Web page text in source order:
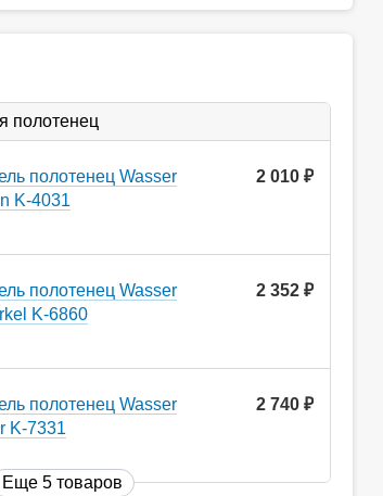
полотенец
полотенец Wasser
K-4031
2 010
полотенец Wasser
K-6860
2 352
полотенец Wasser
K-7331
2 740
Еще 5 товаров